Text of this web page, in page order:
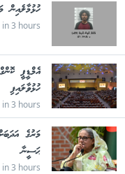
ހުޅުމާލެއިން
in 3 hours
އެމްޑީޕީ
ހުޅުވާލައިފި
in 3 hours
މަރުގެ
ޙަސީނާ
in 3 hours